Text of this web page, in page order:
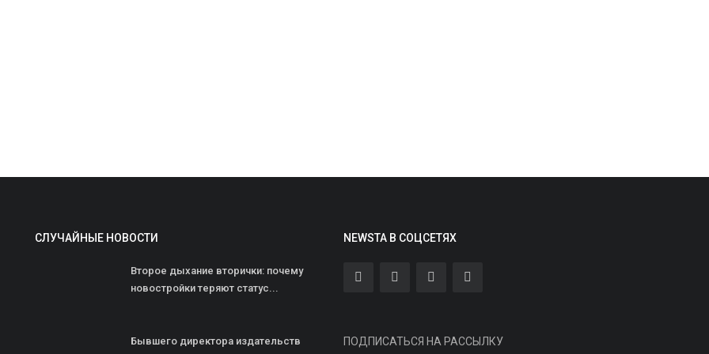
Игорь Писарский, «Р.И.М. —
Aug 6, 2026
Беседа о вехах становления и развития
СЛУЧАЙНЫЕ НОВОСТИ
Второе дыхание вторички: почему
новостройки теряют статус...
Бывшего директора издательств
NEWSTA В СОЦСЕТЯХ
ПОДПИСАТЬСЯ НА РАССЫЛКУ